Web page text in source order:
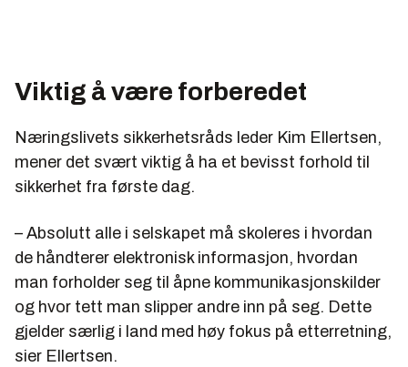
Viktig å være forberedet
Næringslivets sikkerhetsråds leder Kim Ellertsen,
mener det svært viktig å ha et bevisst forhold til
sikkerhet fra første dag.
– Absolutt alle i selskapet må skoleres i hvordan
de håndterer elektronisk informasjon, hvordan
man forholder seg til åpne kommunikasjonskilder
og hvor tett man slipper andre inn på seg. Dette
gjelder særlig i land med høy fokus på etterretning,
sier Ellertsen.